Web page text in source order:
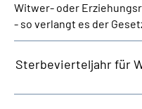
Witwer- oder
- so verlangt es der
Sterbevierteljahr für